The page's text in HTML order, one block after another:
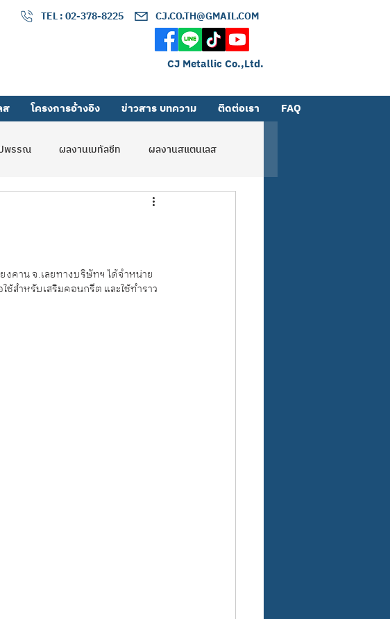
TEL : 02-378-8225 CJ.CO.TH@GMAIL.COM
CJ Metallic Co.,Ltd.
ส โครงการอ้างอิง ข่าวสาร บทความ ติดต่อเรา FAQ
พรรณ ผลงานเมทัลชีท ผลงานสแตนเลส
งคาน จ.เลยทางบริษัทฯ ได้จำหน่าย
ช้สำหรับเสริมคอนกรีต และใช้ทำราว